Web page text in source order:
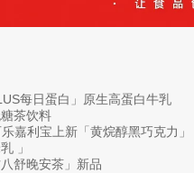
每日蛋白」原生高蛋白牛乳
茶饮料
嘉利宝上新「黄烷醇黑巧克力」
」
舒晚安茶」新品